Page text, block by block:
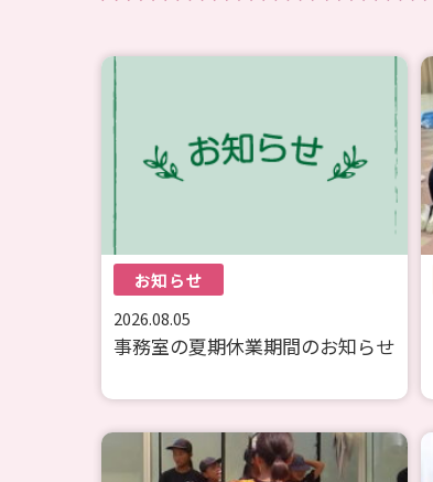
お知らせ
2026.08.05
事務室の夏期休業期間のお知らせ